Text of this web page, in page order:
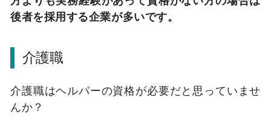
後者を採用する企業が多いです。
介護職
介護職はヘルパーの資格が必要だと思っていませ
んか？